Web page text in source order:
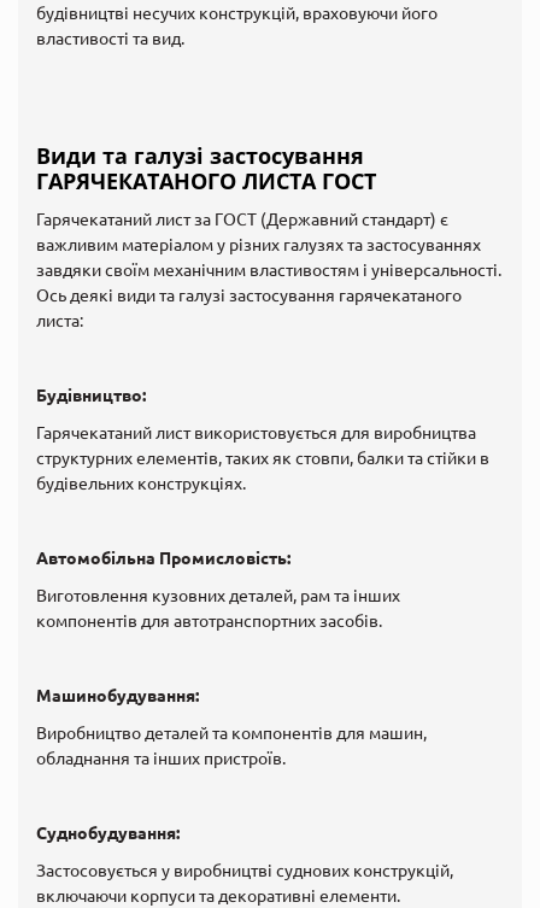
будівництві несучих конструкцій, враховуючи його
властивості та вид.
Види та галузі застосування
ГАРЯЧЕКАТАНОГО ЛИСТА ГОСТ
Гарячекатаний лист за ГОСТ (Державний стандарт) є
важливим матеріалом у різних галузях та застосуваннях
завдяки своїм механічним властивостям і універсальності.
Ось деякі види та галузі застосування гарячекатаного
листа:
Будівництво:
Гарячекатаний лист використовується для виробництва
структурних елементів, таких як стовпи, балки та стійки в
будівельних конструкціях.
Автомобільна Промисловість:
Виготовлення кузовних деталей, рам та інших
компонентів для автотранспортних засобів.
Машинобудування:
Виробництво деталей та компонентів для машин,
обладнання та інших пристроїв.
Суднобудування:
Застосовується у виробництві суднових конструкцій,
включаючи корпуси та декоративні елементи.